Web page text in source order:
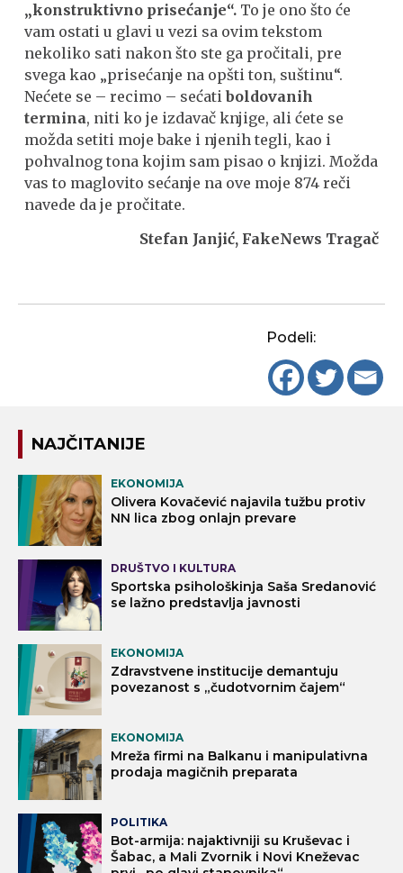
„konstruktivno prisećanje“. To je ono što će
vam ostati u glavi u vezi sa ovim tekstom
nekoliko sati nakon što ste ga pročitali, pre
svega kao „prisećanje na opšti ton, suštinu“.
Nećete se – recimo – sećatiboldovanih
termina, niti ko je izdavač knjige, ali ćete se
možda setiti moje bake i njenih tegli, kao i
pohvalnog tona kojim sam pisao o knjizi. Možda
vas to maglovito sećanje na ove moje 874 reči
navede da je pročitate.
Stefan Janjić, FakeNews Tragač
Podeli:
NAJČITANIJE
EKONOMIJA
Olivera Kovačević najavila tužbu protiv
NN lica zbog onlajn prevare
DRUŠTVO I KULTURA
Sportska psihološkinja Saša Sredanović
se lažno predstavlja javnosti
EKONOMIJA
Zdravstvene institucije demantuju
povezanost s „čudotvornim čajem“
EKONOMIJA
Mreža firmi na Balkanu i manipulativna
prodaja magičnih preparata
POLITIKA
Bot-armija: najaktivniji su Kruševac i
Šabac, a Mali Zvornik i Novi Kneževac